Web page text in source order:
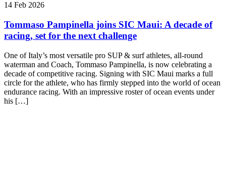
14 Feb 2026
Tommaso Pampinella joins SIC Maui: A decade of
racing, set for the next challenge
One of Italy’s most versatile pro SUP & surf athletes, all-round
waterman and Coach, Tommaso Pampinella, is now celebrating a
decade of competitive racing. Signing with SIC Maui marks a full
circle for the athlete, who has firmly stepped into the world of ocean
endurance racing. With an impressive roster of ocean events under
his […]